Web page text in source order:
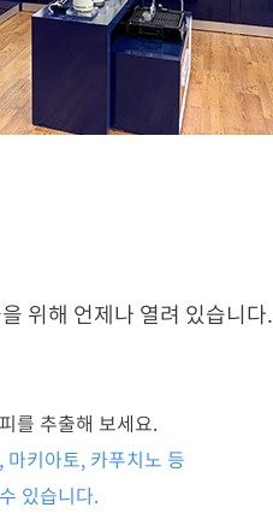
위해 언제나 열려 있습니다.
를 추출해 보세요.
키아토, 카푸치노 등
있습니다.